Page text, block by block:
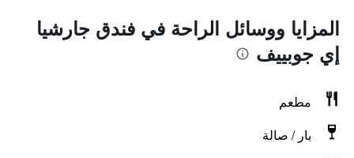
المزايا ووسائل الراحة في فندق جارشيا
إي جوبييف
مطعم
بار / صالة